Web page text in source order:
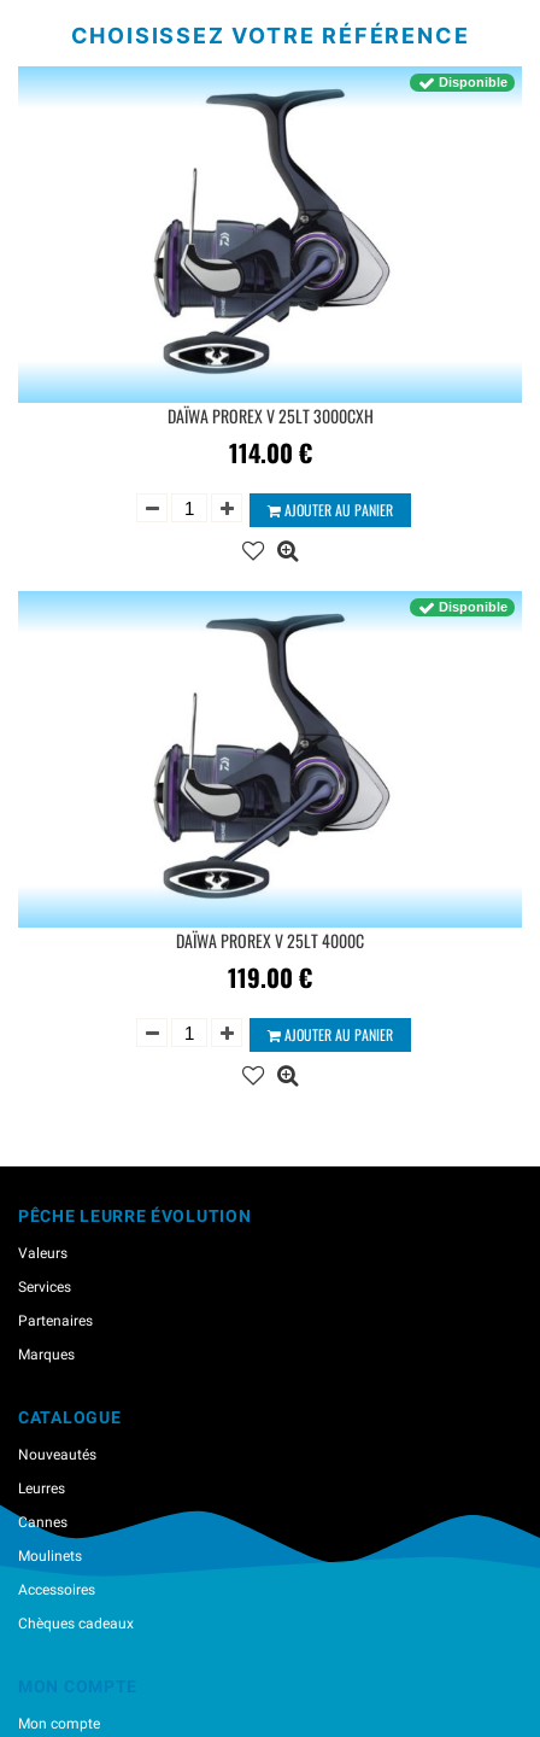
CHOISISSEZ VOTRE RÉFÉRENCE
DAÏWA PROREX V 25LT 3000CXH
114.00 €
Disponible
AJOUTER AU PANIER
DAÏWA PROREX V 25LT 4000C
119.00 €
Disponible
AJOUTER AU PANIER
PÊCHE LEURRE ÉVOLUTION
Valeurs
Services
Partenaires
Marques
CATALOGUE
Nouveautés
Leurres
Cannes
Moulinets
Accessoires
Chèques cadeaux
MON COMPTE
Mon compte